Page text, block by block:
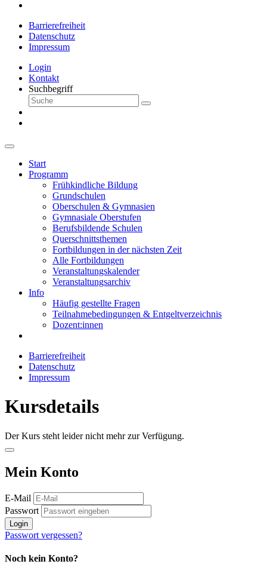
Barrierefreiheit
Datenschutz
Impressum
Login
Kontakt
Suchbegriff
Start
Programm
Frühkindliche Bildung
Grundschulen
Oberschulen & Gymnasien
Gymnasiale Oberstufen
Berufsbildende Schulen
Querschnittsthemen
Fortbildungen in der nächsten Zeit
Alle Fortbildungen
Veranstaltungskalender
Veranstaltungsarchiv
Info
Häufig gestellte Fragen
Teilnahmebedingungen & Entgeltverzeichnis
Dozent:innen
Barrierefreiheit
Datenschutz
Impressum
Kursdetails
Der Kurs steht leider nicht mehr zur Verfügung.
Mein Konto
E-Mail
Passwort
Login
Passwort vergessen?
Noch kein Konto?